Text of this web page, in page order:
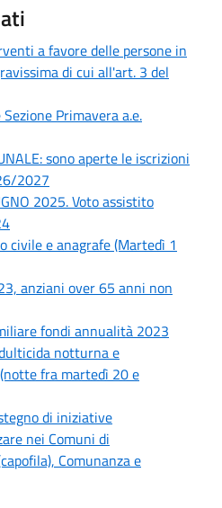
a favore delle persone in
di cui all'art. 3 del
Primavera a.e.
sono aperte le iscrizioni
2027
2025. Voto assistito
civile e anagrafe (Martedì 1
anziani over 65 anni non
fondi annualità 2023
notturna e
fra martedì 20 e
di iniziative
nei Comuni di
Comunanza e